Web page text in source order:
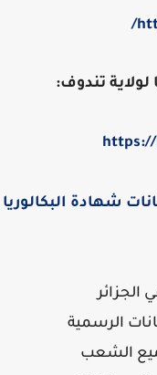
تندوف:
شهادة البكالوريا
الرسمية
الشعب